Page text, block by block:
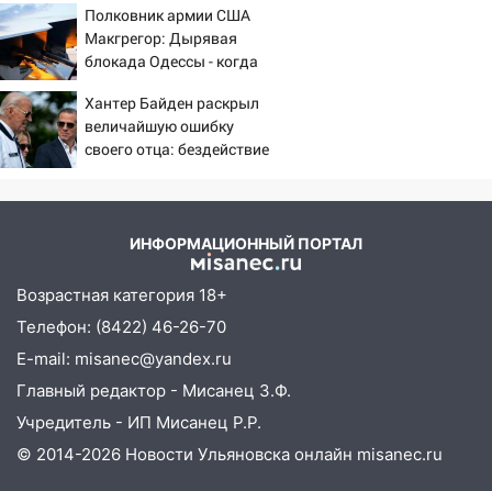
Полковник армии США
Макгрегор: Дырявая
блокада Одессы - когда
России за это полетят
головы?
Хантер Байден раскрыл
величайшую ошибку
своего отца: бездействие
ИНФОРМАЦИОННЫЙ ПОРТАЛ
Возрастная категория 18+
Телефон: (8422) 46-26-70
E-mail: misanec@yandex.ru
Главный редактор - Мисанец З.Ф.
Учредитель - ИП Мисанец Р.Р.
© 2014-2026 Новости Ульяновска онлайн misanec.ru